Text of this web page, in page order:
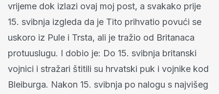
vrijeme dok izlazi ovaj moj post, a svakako prije
15. svibnja izgleda da je Tito prihvatio povući se
uskoro iz Pule i Trsta, ali je tražio od Britanaca
protuuslugu. I dobio je: Do 15. svibnja britanski
vojnici i stražari štitili su hrvatski puk i vojnike kod
Bleiburga. Nakon 15. svibnja po nalogu s najvišeg